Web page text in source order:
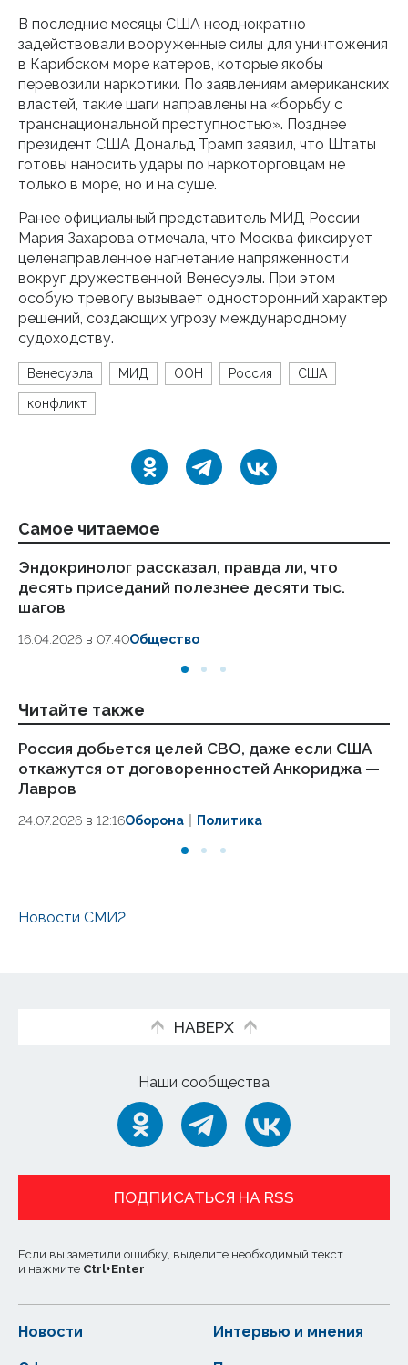
В последние месяцы США неоднократно
задействовали вооруженные силы для уничтожения
в Карибском море катеров, которые якобы
перевозили наркотики. По заявлениям американских
властей, такие шаги направлены на «борьбу с
транснациональной преступностью». Позднее
президент США Дональд Трамп заявил, что Штаты
готовы наносить удары по наркоторговцам не
только в море, но и на суше.
Ранее официальный представитель МИД России
Мария Захарова отмечала, что Москва фиксирует
целенаправленное нагнетание напряженности
вокруг дружественной Венесуэлы. При этом
особую тревогу вызывает односторонний характер
решений, создающих угрозу международному
судоходству.
Венесуэла МИД ООН Россия США
конфликт
Самое читаемое
Эндокринолог рассказал, правда ли, что
десять приседаний полезнее десяти тыс.
шагов
16.04.2026 в 07:40Общество
Читайте также
Россия добьется целей СВО, даже если США
откажутся от договоренностей Анкориджа —
Лавров
24.07.2026 в 12:16Оборона Политика
Новости СМИ2
НАВЕРХ
Наши сообщества
ПОДПИСАТЬСЯ НА RSS
Если вы заметили ошибку, выделите необходимый текст
и нажмите Ctrl+Enter
Новости Интервью и мнения